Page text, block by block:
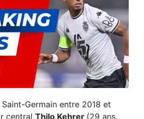
Germain entre 2018 et
central Thilo Kehrer (29 ans,